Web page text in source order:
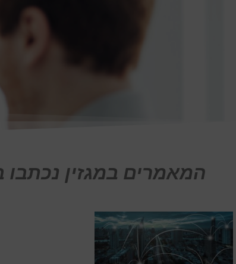
המאמרים במגזין נכתבו